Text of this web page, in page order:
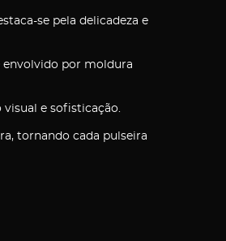
se pela delicadeza e
por moldura
e sofisticação.
tornando cada pulseira